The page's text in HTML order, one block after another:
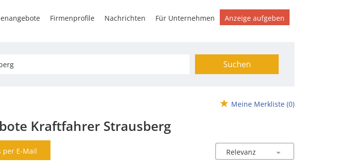
Firmenprofile Nachrichten Für Unternehmen Anzeige aufgeben
Suchen
Meine Merkliste (0)
Kraftfahrer Strausberg
per E-Mail